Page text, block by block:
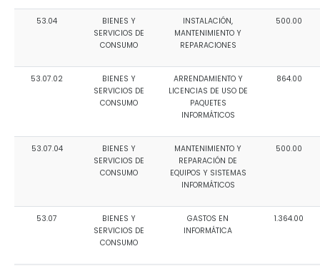
53.04
BIENES Y
SERVICIOS DE
CONSUMO
INSTALACIÓN,
MANTENIMIENTO Y
REPARACIONES
500.00
53.07.02
BIENES Y
SERVICIOS DE
CONSUMO
ARRENDAMIENTO Y
LICENCIAS DE USO DE
PAQUETES
INFORMÁTICOS
864.00
53.07.04
BIENES Y
SERVICIOS DE
CONSUMO
MANTENIMIENTO Y
REPARACIÓN DE
EQUIPOS Y SISTEMAS
INFORMÁTICOS
500.00
53.07
BIENES Y
SERVICIOS DE
CONSUMO
GASTOS EN
INFORMÁTICA
1.364.00